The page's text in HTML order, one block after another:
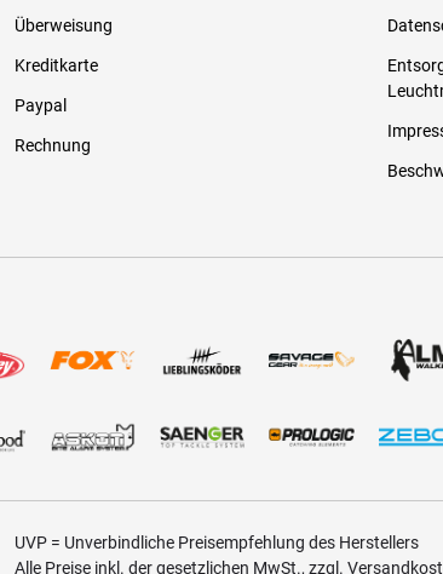
Überweisung
Kreditkarte
Paypal
Rechnung
UVP = Unverbindliche Preisempfehlung des Herstellers
Alle Preise inkl. der gesetzlichen MwSt., zzgl.